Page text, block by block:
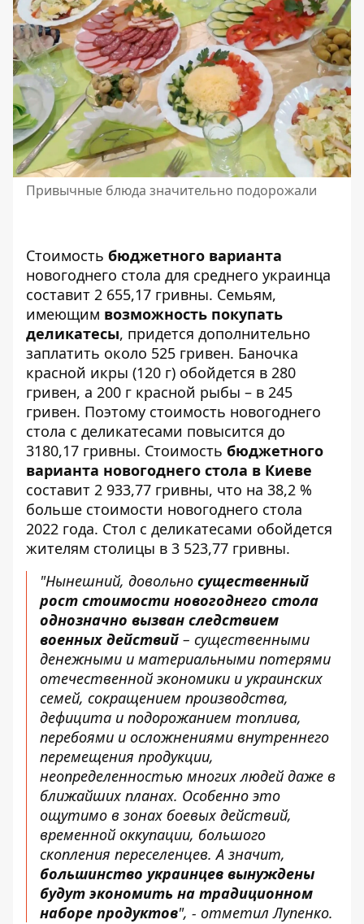
Привычные блюда значительно подорожали
Стоимость бюджетного варианта
новогоднего стола для среднего украинца
составит 2 655,17 гривны. Семьям,
имеющим возможность покупать
деликатесы, придется дополнительно
заплатить около 525 гривен. Баночка
красной икры (120 г) обойдется в 280
гривен, а 200 г красной рыбы – в 245
гривен. Поэтому стоимость новогоднего
стола с деликатесами повысится до
3180,17 гривны. Стоимость бюджетного
варианта новогоднего стола в Киеве
составит 2 933,77 гривны, что на 38,2 %
больше стоимости новогоднего стола
2022 года. Стол с деликатесами обойдется
жителям столицы в 3 523,77 гривны.
"Нынешний, довольно существенный
рост стоимости новогоднего стола
однозначно вызван следствием
военных действий – существенными
денежными и материальными потерями
отечественной экономики и украинских
семей, сокращением производства,
дефицита и подорожанием топлива,
перебоями и осложнениями внутреннего
перемещения продукции,
неопределенностью многих людей даже в
ближайших планах. Особенно это
ощутимо в зонах боевых действий,
временной оккупации, большого
скопления переселенцев. А значит,
большинство украинцев вынуждены
будут экономить на традиционном
наборе продуктов", - отметил Лупенко.